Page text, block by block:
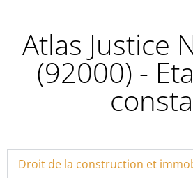
Atlas Justice
(92000) -
Droit de la construction et